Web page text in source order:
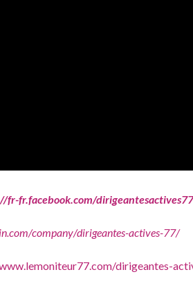
fr-fr.facebook.com/
company/dirigeantes-actives-77/
dirigeantes-